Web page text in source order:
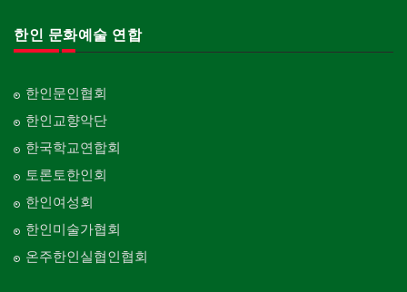
한인 문화예술 연합
한인문인협회
한인교향악단
한국학교연합회
토론토한인회
한인여성회
한인미술가협회
온주한인실협인협회